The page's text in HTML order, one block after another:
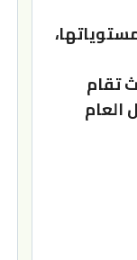
بحسب مستوياتها،
تقام
إلى أولمبياد باريس 2024، خلال العام